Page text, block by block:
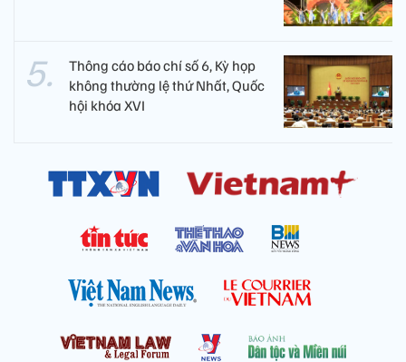
Thông cáo báo chí số 6, Kỳ họp
không thường lệ thứ Nhất, Quốc
hội khóa XVI